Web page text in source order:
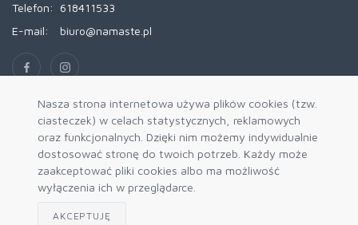
Nasza strona internetowa używa plików cookies (tzw.
ciasteczek) w celach statystycznych, reklamowych
oraz funkcjonalnych. Dzięki nim możemy indywidualnie
dostosować stronę do twoich potrzeb. Każdy może
zaakceptować pliki cookies albo ma możliwość
wyłączenia ich w przeglądarce.
AKCEPTUJĘ
Telefon:
618411533
E-mail:
biuro@namaste.pl
INFORMACJE
Namaste
REGULAMINY